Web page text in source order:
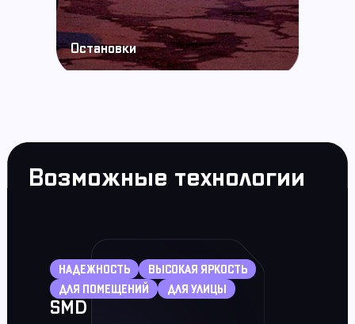
Остановки
Возможные технологии
НАДЕЖНОСТЬ
ВЫСОКАЯ ЯРКОСТЬ
ДЛЯ ПОМЕЩЕНИЙ
ДЛЯ УЛИЦЫ
SMD